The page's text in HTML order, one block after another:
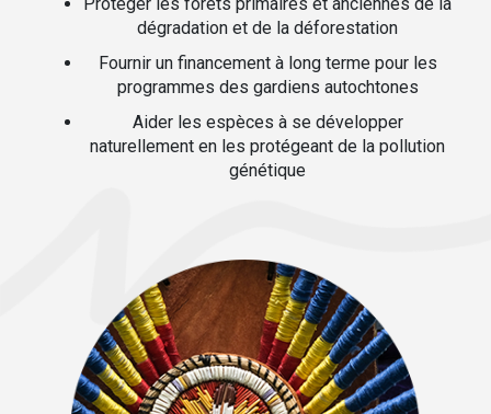
dégradation et de la déforestation
Fournir un financement à long terme pour les
programmes des gardiens autochtones
Aider les espèces à se développer
naturellement en les protégeant de la pollution
génétique